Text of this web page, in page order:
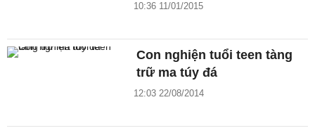
10:36 11/01/2015
Con nghiện tuổi teen tàng
trữ ma túy đá
12:03 22/08/2014